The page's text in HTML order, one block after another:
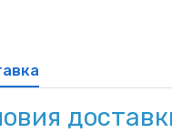
кондиционеров